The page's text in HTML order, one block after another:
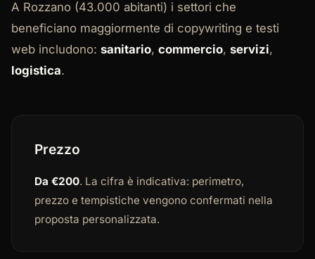
A Rozzano (43.000 abitanti) i settori che
beneficiano maggiormente di copywriting e testi
web includono: sanitario, commercio, servizi,
logistica.
Prezzo
Da €200. La cifra è indicativa: perimetro,
prezzo e tempistiche vengono confermati nella
proposta personalizzata.